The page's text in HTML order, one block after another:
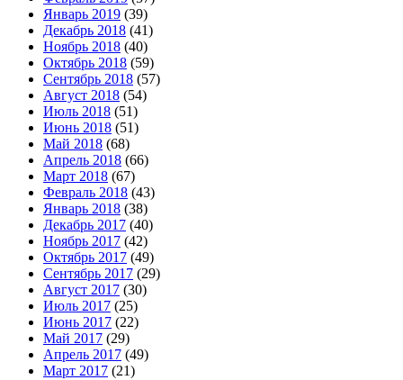
Январь 2019 (39)
Декабрь 2018 (41)
Ноябрь 2018 (40)
Октябрь 2018 (59)
Сентябрь 2018 (57)
Август 2018 (54)
Июль 2018 (51)
Июнь 2018 (51)
Май 2018 (68)
Апрель 2018 (66)
Март 2018 (67)
Февраль 2018 (43)
Январь 2018 (38)
Декабрь 2017 (40)
Ноябрь 2017 (42)
Октябрь 2017 (49)
Сентябрь 2017 (29)
Август 2017 (30)
Июль 2017 (25)
Июнь 2017 (22)
Май 2017 (29)
Апрель 2017 (49)
Март 2017 (21)